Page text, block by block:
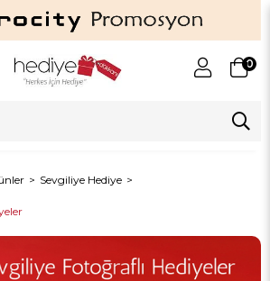
0
Sevgiliye Hediye